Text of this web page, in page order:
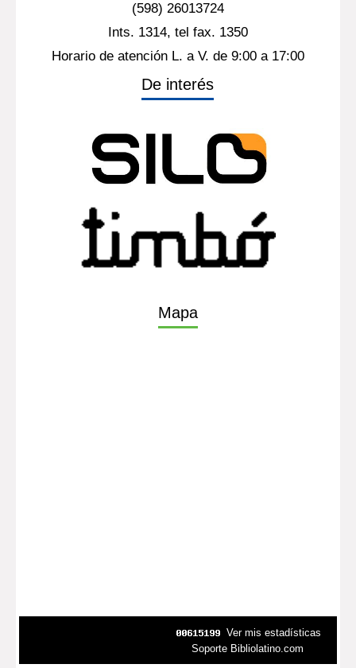
(598) 26013724
Ints. 1314, tel fax. 1350
Horario de atención L. a V. de 9:00 a 17:00
De interés
Mapa
Ver mis estadísticas
Soporte Bibliolatino.com